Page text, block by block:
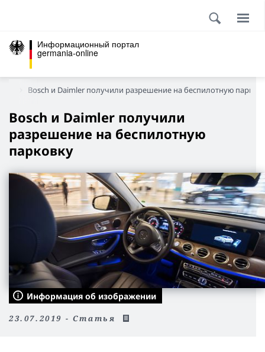
Информационный портал
germania-online
Bosch и Daimler получили разрешение на беспилотную
Bosch и Daimler получили
разрешение на беспилотную
парковку
Информация об изображении
23.07.2019 - Статья